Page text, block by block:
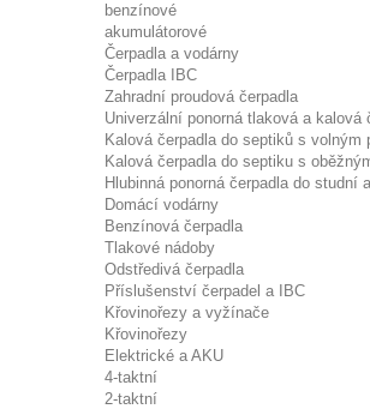
benzínové
akumulátorové
Čerpadla a vodárny
Čerpadla IBC
Zahradní proudová čerpadla
Univerzální ponorná tlaková a kalová
Kalová čerpadla do septiků s volným
Kalová čerpadla do septiku s
Hlubinná ponorná čerpadla do studní
Domácí vodárny
Benzínová čerpadla
Tlakové nádoby
Odstředivá čerpadla
Příslušenství čerpadel a IBC
Křovinořezy a vyžínače
Křovinořezy
Elektrické a AKU
4-taktní
2-taktní